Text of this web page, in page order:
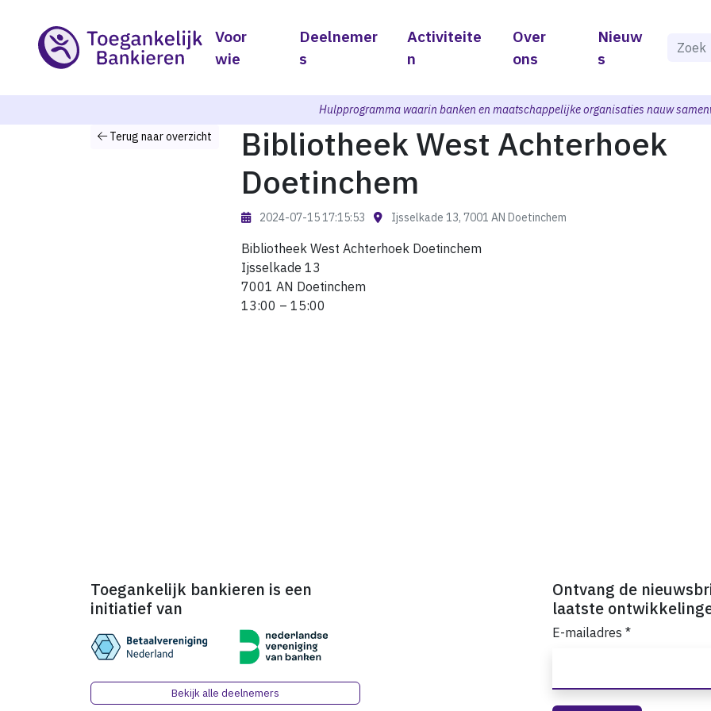
Voor
wie
Deelnemer
s
Activiteite
n
Over
ons
Nieuw
s
Als
Hulpprogramma waarin banken en maatschappelijke organisaties nauw
Terug naar overzicht
Bibliotheek West Achterhoek
Doetinchem
2024-07-15 17:15:53 Ijsselkade 13, 7001 AN Doetinchem
Bibliotheek West Achterhoek Doetinchem
Ijsselkade 13
7001 AN Doetinchem
13:00 – 15:00
Toegankelijk bankieren is een
initiatief van
Bekijk alle deelnemers
Ontvang de
laatste
E-mailadres *